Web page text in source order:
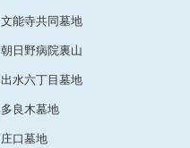
文能寺共同墓地
朝日野病院裏山
出水六丁目墓地
多良木墓地
庄口墓地